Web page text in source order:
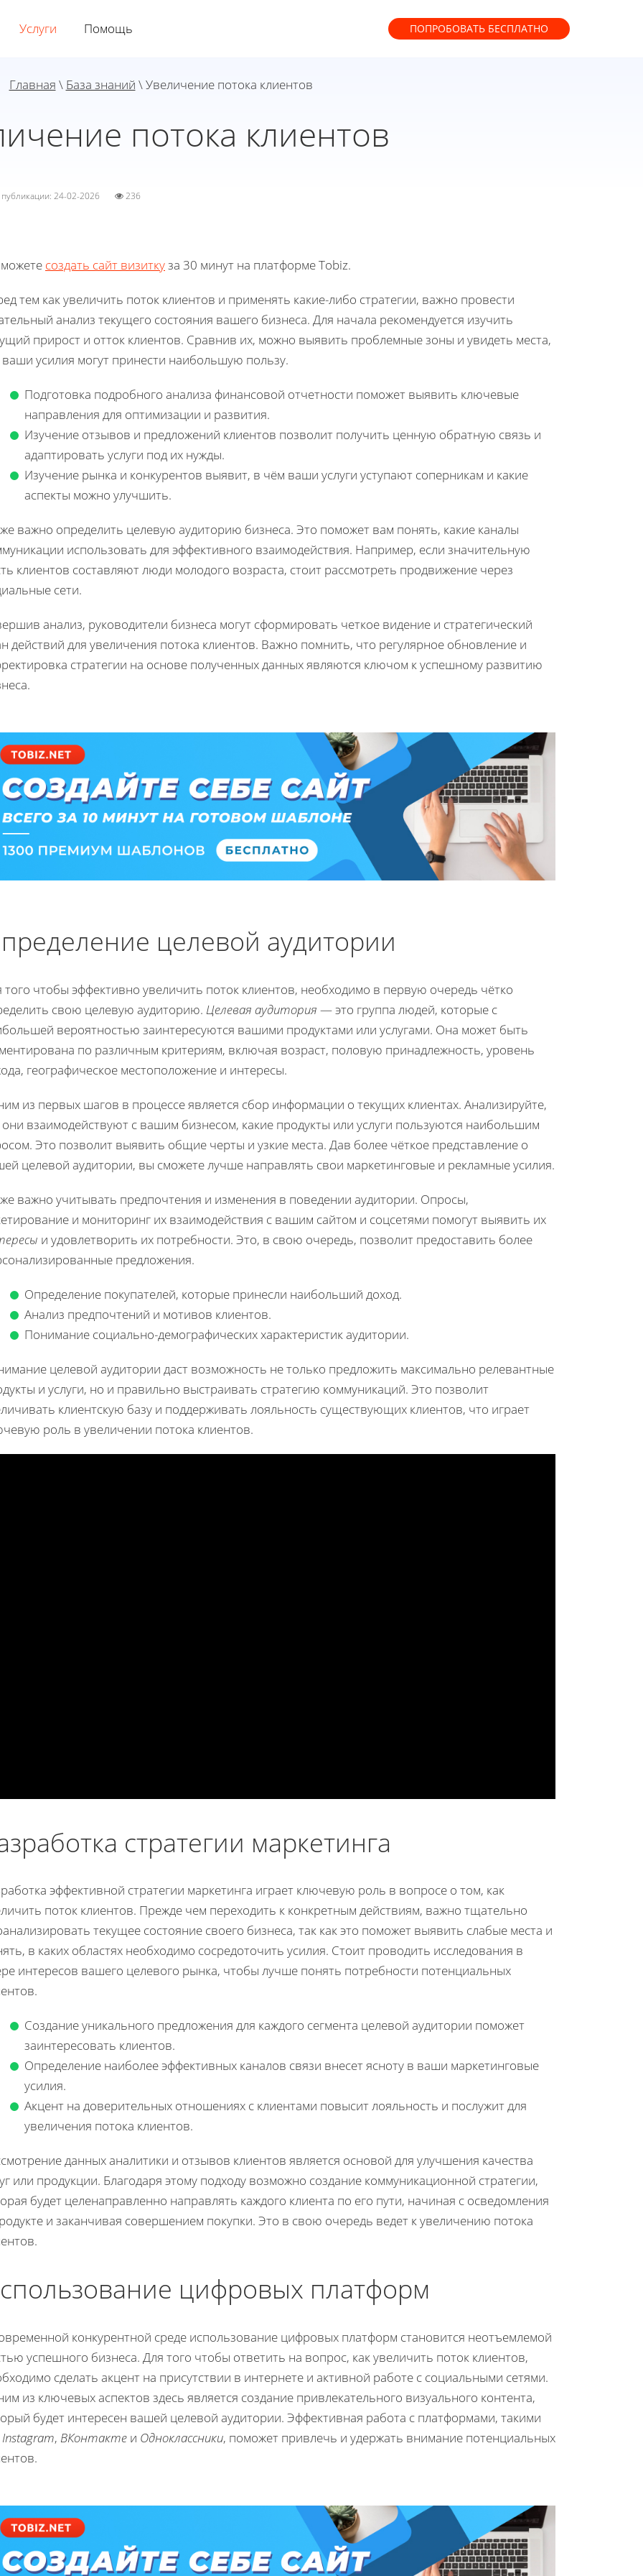
Услуги Помощь ПОПРОБОВАТЬ БЕСПЛАТНО
Главная \ База знаний \ Увеличение потока клиентов
потока клиентов
публикации: 24-02-2026 236
создать сайт визиткуза 30 минут на платформе Tobiz.
тем как увеличить поток клиентов и применять какие-либо стратегии, важно провести
анализ текущего состояния вашего бизнеса. Для начала рекомендуется изучить
прирост и отток клиентов. Сравнив их, можно выявить проблемные зоны и увидеть места,
ваши усилия могут принести наибольшую пользу.
Подготовка подробного анализа финансовой отчетности поможет выявить ключевые
направления для оптимизации и развития.
Изучение отзывов и предложений клиентов позволит получить ценную обратную связь и
адаптировать услуги под их нужды.
Изучение рынка и конкурентов выявит, в чём ваши услуги уступают соперникам и какие
аспекты можно улучшить.
важно определить целевую аудиторию бизнеса. Это поможет вам понять, какие каналы
использовать для эффективного взаимодействия. Например, если значительную
клиентов составляют люди молодого возраста, стоит рассмотреть продвижение через
сети.
анализ, руководители бизнеса могут сформировать четкое видение и стратегический
действий для увеличения потока клиентов. Важно помнить, что регулярное обновление и
стратегии на основе полученных данных являются ключом к успешному развитию
целевой аудитории
того чтобы эффективно увеличить поток клиентов, необходимо в первую очередь чётко
свою целевую аудиторию. Целевая аудитория — это группа людей, которые с
вероятностью заинтересуются вашими продуктами или услугами. Она может быть
по различным критериям, включая возраст, половую принадлежность, уровень
географическое местоположение и интересы.
из первых шагов в процессе является сбор информации о текущих клиентах. Анализируйте,
они взаимодействуют с вашим бизнесом, какие продукты или услуги пользуются наибольшим
Это позволит выявить общие черты и узкие места. Дав более чёткое представление о
целевой аудитории, вы сможете лучше направлять свои маркетинговые и рекламные усилия.
важно учитывать предпочтения и изменения в поведении аудитории. Опросы,
и мониторинг их взаимодействия с вашим сайтом и соцсетями помогут выявить их
и удовлетворить их потребности. Это, в свою очередь, позволит предоставить более
предложения.
Определение покупателей, которые принесли наибольший доход.
Анализ предпочтений и мотивов клиентов.
Понимание социально-демографических характеристик аудитории.
целевой аудитории даст возможность не только предложить максимально релевантные
и услуги, но и правильно выстраивать стратегию коммуникаций. Это позволит
клиентскую базу и поддерживать лояльность существующих клиентов, что играет
роль в увеличении потока клиентов.
стратегии маркетинга
эффективной стратегии маркетинга играет ключевую роль в вопросе о том, как
поток клиентов. Прежде чем переходить к конкретным действиям, важно тщательно
текущее состояние своего бизнеса, так как это поможет выявить слабые места и
в каких областях необходимо сосредоточить усилия. Стоит проводить исследования в
интересов вашего целевого рынка, чтобы лучше понять потребности потенциальных
Создание уникального предложения для каждого сегмента целевой аудитории поможет
заинтересовать клиентов.
Определение наиболее эффективных каналов связи внесет ясноту в ваши маркетинговые
усилия.
Акцент на доверительных отношениях с клиентами повысит лояльность и послужит для
увеличения потока клиентов.
данных аналитики и отзывов клиентов является основой для улучшения качества
или продукции. Благодаря этому подходу возможно создание коммуникационной стратегии,
будет целенаправленно направлять каждого клиента по его пути, начиная с осведомления
и заканчивая совершением покупки. Это в свою очередь ведет к увеличению потока
цифровых платформ
конкурентной среде использование цифровых платформ становится неотъемлемой
успешного бизнеса. Для того чтобы ответить на вопрос, как увеличить поток клиентов,
сделать акцент на присутствии в интернете и активной работе с социальными сетями.
из ключевых аспектов здесь является создание привлекательного визуального контента,
будет интересен вашей целевой аудитории. Эффективная работа с платформами, такими
Instagram, ВКонтакте и Одноклассники, поможет привлечь и удержать внимание потенциальных